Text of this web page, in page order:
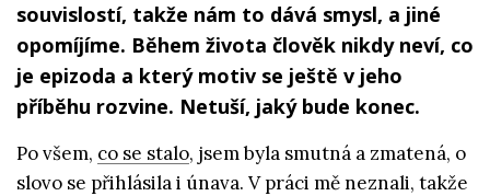
souvislostí, takže nám to dává smysl, a jiné
opomíjíme. Během života člověk nikdy neví, co
je epizoda a který motiv se ještě v jeho
příběhu rozvine. Netuší, jaký bude konec.
Po všem, co se stalo, jsem byla smutná a zmatená, o
slovo se přihlásila i únava. V práci mě neznali, takže